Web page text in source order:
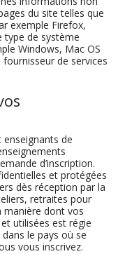
du site telles que
exemple Firefox,
type de système
Windows, Mac OS
de services
de
d’inscription.
et protégées
dès réception par la
retraites pour
manière dont vos
utilisées est régie
le pays où se
vous inscrivez.